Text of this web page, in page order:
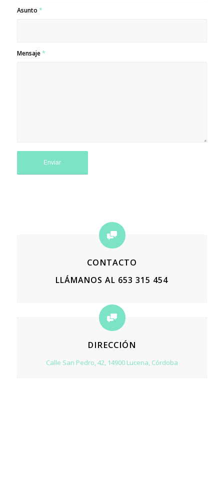
Asunto *
Mensaje*
CONTACTO
LLÁMANOS AL 653 315 454
DIRECCIÓN
Calle San Pedro, 42, 14900 Lucena, Córdoba